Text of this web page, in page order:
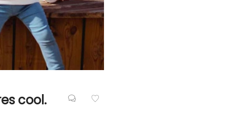
cool.